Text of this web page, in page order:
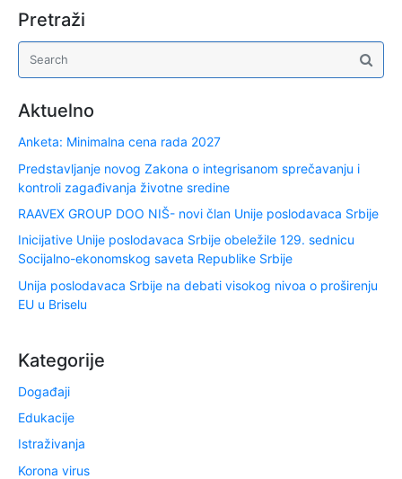
Pretraži
Aktuelno
Anketa: Minimalna cena rada 2027
Predstavljanje novog Zakona o integrisanom sprečavanju i
kontroli zagađivanja životne sredine
RAAVEX GROUP DOO NIŠ- novi član Unije poslodavaca Srbije
Inicijative Unije poslodavaca Srbije obeležile 129. sednicu
Socijalno-ekonomskog saveta Republike Srbije
Unija poslodavaca Srbije na debati visokog nivoa o proširenju
EU u Briselu
Kategorije
Događaji
Edukacije
Istraživanja
Korona virus